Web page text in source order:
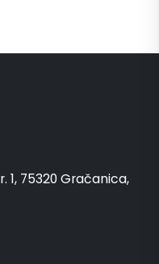
1, 75320 Gračanica,